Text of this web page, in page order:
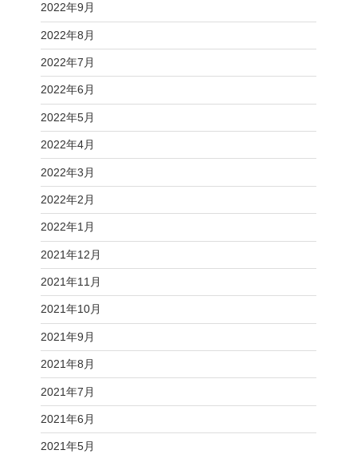
2022年9月
2022年8月
2022年7月
2022年6月
2022年5月
2022年4月
2022年3月
2022年2月
2022年1月
2021年12月
2021年11月
2021年10月
2021年9月
2021年8月
2021年7月
2021年6月
2021年5月